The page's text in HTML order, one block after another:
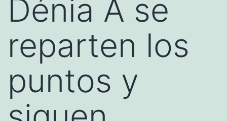
Dénia A se
reparten los
puntos y